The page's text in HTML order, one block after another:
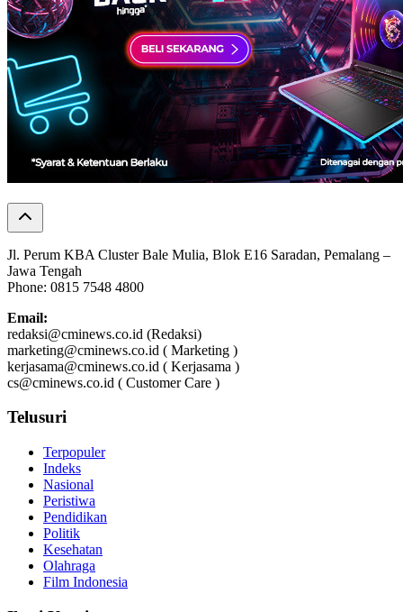
Jl. Perum KBA Cluster Bale Mulia, Blok E16 Saradan, Pemalang –
Jawa Tengah
Phone: 0815 7548 4800
Email:
redaksi@cminews.co.id (Redaksi)
marketing@cminews.co.id ( Marketing )
kerjasama@cminews.co.id ( Kerjasama )
cs@cminews.co.id ( Customer Care )
Telusuri
Terpopuler
Indeks
Nasional
Peristiwa
Pendidikan
Politik
Kesehatan
Olahraga
Film Indonesia